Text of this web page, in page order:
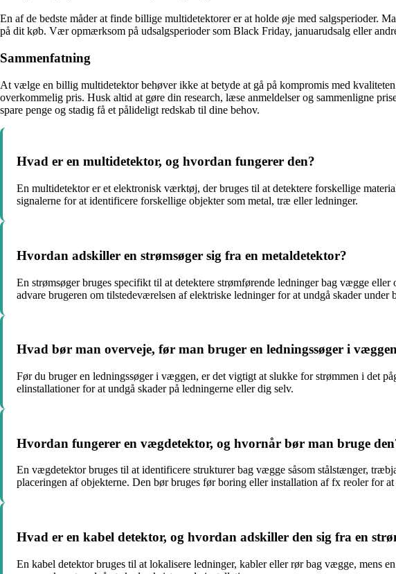
En af de bedste måder at finde billige multidetektorer er at holde øje med salgsperioder.
på dit køb. Vær opmærksom på udsalgsperioder som Black Friday, januarudsalg eller
Sammenfatning
At vælge en billig multidetektor behøver ikke at betyde at gå på kompromis med
overkommelig pris. Husk altid at gøre din research, læse anmeldelser og sammenligne
spare penge og stadig få et pålideligt redskab til dine behov.
Hvad er en multidetektor, og hvordan fungerer den?
En multidetektor er et elektronisk værktøj, der bruges til at detektere forskellige
signalerne for at identificere forskellige objekter som metal, træ eller ledninger.
Hvordan adskiller en strømsøger sig fra en metaldetektor?
En strømsøger bruges specifikt til at detektere strømførende ledninger bag vægge
advare brugeren om tilstedeværelsen af elektriske ledninger for at undgå skader under
Hvad bør man overveje, før man bruger en ledningssøger i
Før du bruger en ledningssøger i væggen, er det vigtigt at slukke for strømmen i det
elinstallationer for at undgå skader på ledningerne eller dig selv.
Hvordan fungerer en vægdetektor, og hvornår bør man bruge
En vægdetektor bruges til at identificere strukturer bag vægge såsom stålstænger,
placeringen af objekterne. Den bør bruges før boring eller installation af fx reoler for
Hvad er en kabel detektor, og hvordan adskiller den sig fra en
En kabel detektor bruges til at lokalisere ledninger, kabler eller rør bag vægge, mens